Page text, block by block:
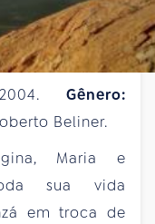
2004. Gênero:
Beliner.
Maria e
sua vida
em troca de